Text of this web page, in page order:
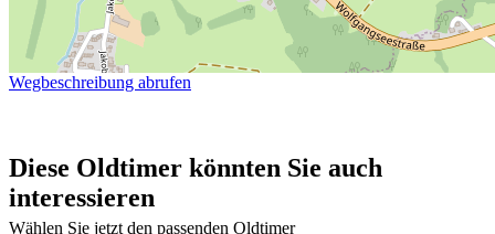
Wegbeschreibung abrufen
Diese Oldtimer könnten Sie auch
interessieren
Wählen Sie jetzt den passenden Oldtimer